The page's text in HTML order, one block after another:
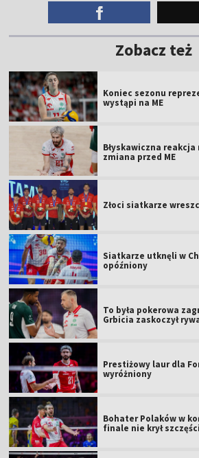
Zobacz też
Koniec sezonu
wystąpi na ME
Błyskawiczna
zmiana przed ME
Złoci siatkarze
Siatkarze utknęli w
opóźniony
To była pokerowa
Grbicia zaskoczył
Prestiżowy laur dla
wyróżniony
Bohater Polaków w
finale nie krył